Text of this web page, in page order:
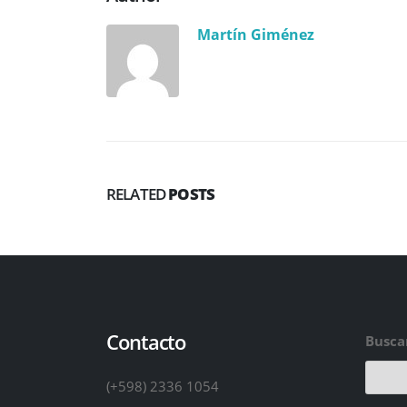
Martín Giménez
RELATEDPOSTS
Contacto
(+598) 2336 1054